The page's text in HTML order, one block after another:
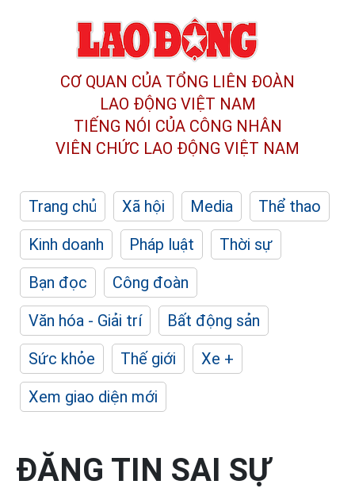
CƠ QUAN CỦA TỔNG LIÊN ĐOÀN
LAO ĐỘNG VIỆT NAM
TIẾNG NÓI CỦA CÔNG NHÂN
VIÊN CHỨC LAO ĐỘNG VIỆT NAM
Trang chủ Xã hội Media
Thể thao
Kinh doanh
Pháp luật
Thời sự
Bạn đọc
Công đoàn
Văn hóa - Giải trí
Bất động sản
Sức khỏe
Thế giới
Xe +
Xem giao diện mới
ĐĂNG TIN SAI SỰ